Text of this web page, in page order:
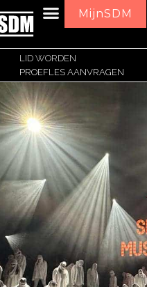
MijnSDM
LID WORDEN
PROEFLES AANVRAGEN